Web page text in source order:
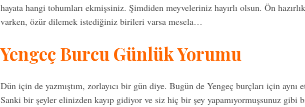
hayata hangi tohumları ekmişsiniz. Şimdiden meyveleriniz hayırlı olsun. Ön
varken, özür dilemek istediğiniz birileri varsa mesela…
Yengeç Burcu Günlük Yorumu
Dün için de yazmıştım, zorlayıcı bir gün diye. Bugün de Yengeç burçları için aynı
Sanki bir şeyler elinizden kayıp gidiyor ve siz hiç bir şey yapamıyormuşsunuz gibi